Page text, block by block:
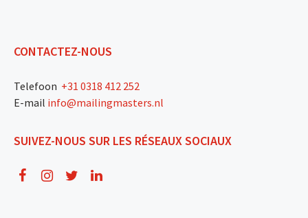
CONTACTEZ-NOUS
Telefoon +31 0318 412 252
E-mail info@mailingmasters.nl
SUIVEZ-NOUS SUR LES RÉSEAUX SOCIAUX